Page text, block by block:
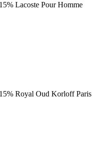
Lacoste Pour Homme
Royal Oud Korloff Paris